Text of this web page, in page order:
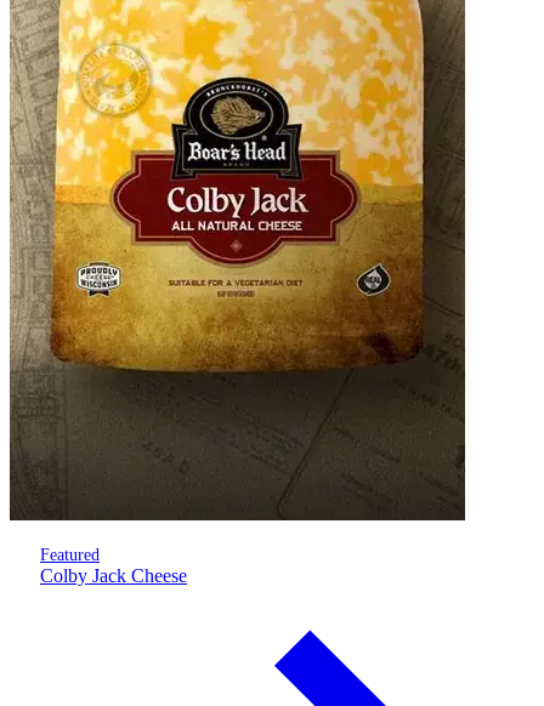
Featured
Colby Jack Cheese